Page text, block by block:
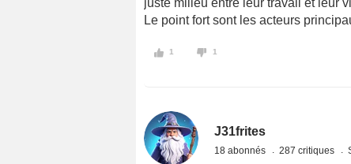
juste milieu entre leur travail et leur
Le point fort sont les acteurs
1 1
J31frites
18 abonnés 287 critiques